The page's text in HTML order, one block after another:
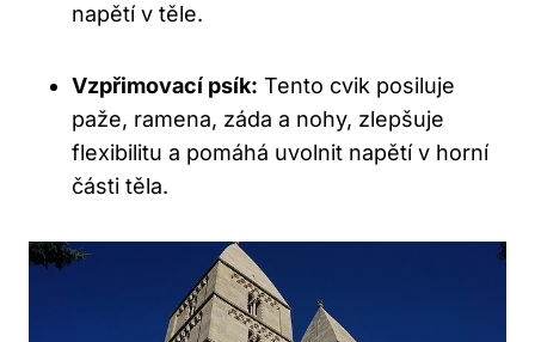
napětí v těle.
Vzpřimovací psík: Tento cvik posiluje
paže, ramena, záda a nohy, zlepšuje
flexibilitu a pomáhá uvolnit napětí v horní
části těla.